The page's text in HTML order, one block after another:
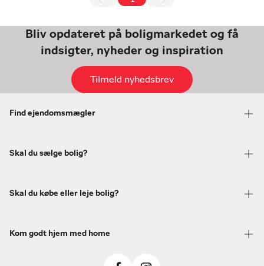
Bliv opdateret på boligmarkedet og få
indsigter, nyheder og inspiration
Tilmeld nyhedsbrev
Find ejendomsmægler
Skal du sælge bolig?
Skal du købe eller leje bolig?
Kom godt hjem med home